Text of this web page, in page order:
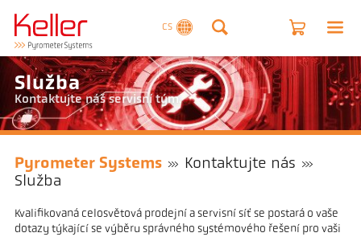
CS
Služba
Kontaktujte náš servisní tým.
Pyrometer Systems
Kontaktujte nás
Služba
Kvalifikovaná celosvětová prodejní a servisní síť se postará o vaše
dotazy týkající se výběru správného systémového řešení pro vaši